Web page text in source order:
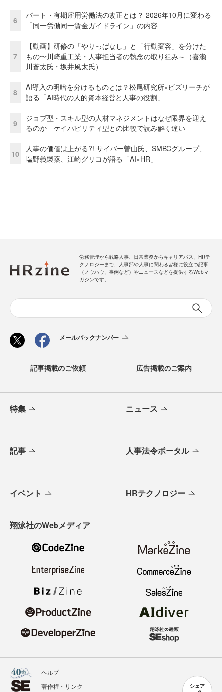
シェア
6
パート・有期雇用労働法の改正とは？ 2026年10月に変わる
「同一労働同一賃金ガイドライン」の内容
7
【動画】研修の「やりっぱなし」と「行動変容」を分けた
もの〜川崎重工業・人事担当者の執念の取り組み～（喜瀬
川蒼太氏・坂井風太氏）
8
AI導入の明暗を分けるものとは？松尾研究所×ビズリーチが
語る「AI時代の人的資本経営と人事の役割」
9
ジョブ型・スキル型の人材マネジメントはなぜ限界を迎え
るのか ケイパビリティ型との比較で読み解く違い
10
人事の価値は上がる?! サイバー曽山氏、SMBCグループ、
塩野義製薬、江崎グリコが語る「AI×HR」
労務管理から戦略人事、日常業務からキャリアパス、HRテ
クノロジーまで、人事部や人事に関わる皆様に役立つ記事
（ノウハウ、事例など）やニュースなどを提供するWebマ
ガジンです。
メールバックナンバー
記事掲載のご依頼 広告掲載のご案内
特集 ニュース
記事 人事法令ポータル
イベント HRテクノロジー
翔泳社のWebメディア
ヘルプ
著作権・リンク